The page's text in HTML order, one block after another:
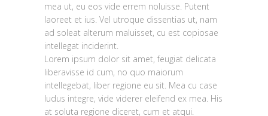
mea ut, eu eos vide errem noluisse. Putent
laoreet et ius. Vel utroque dissentias ut, nam
ad soleat alterum maluisset, cu est copiosae
intellegat inciderint.
Lorem ipsum dolor sit amet, feugiat delicata
liberavisse id cum, no quo maiorum
intellegebat, liber regione eu sit. Mea cu case
ludus integre, vide viderer eleifend ex mea. His
at soluta regione diceret, cum et atqui.